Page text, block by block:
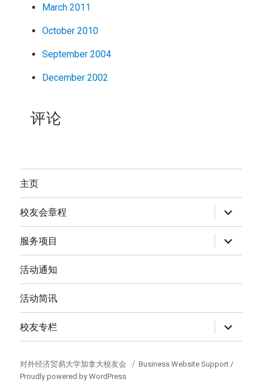
March 2011
October 2010
September 2004
December 2002
评论
主页
校友会章程
expand
child
menu
服务项目
expand
child
menu
活动通知
活动简讯
校友专栏
expand
child
menu
对外经济贸易大学加拿大校友会
Business Website Support /
Proudly powered by WordPress